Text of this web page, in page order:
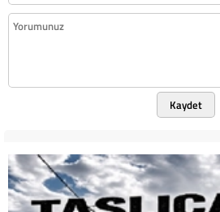
Kaydet